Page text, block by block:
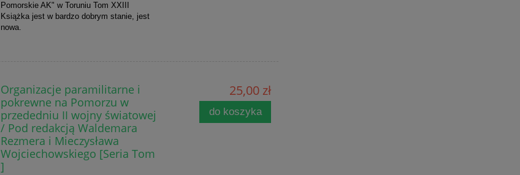
Pomorskie AK" w Toruniu Tom XXIII
Książka jest w bardzo dobrym stanie, jest
nowa.
Organizacje paramilitarne i
pokrewne na Pomorzu w
przededniu II wojny światowej
/ Pod redakcją Waldemara
Rezmera i Mieczysława
Wojciechowskiego [Seria Tom
]
25,00 zł
do koszyka